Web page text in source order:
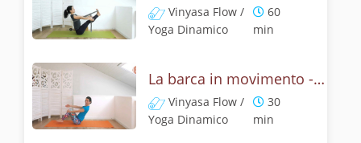
Vinyasa Flow /
Yoga Dinamico
60
min
La barca in movimento - Addominali con Navasana
Vinyasa Flow /
Yoga Dinamico
30
min